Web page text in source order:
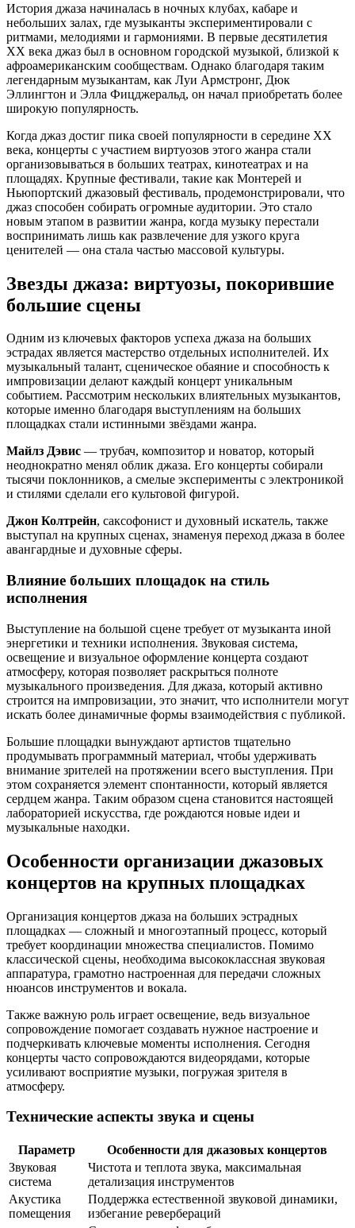
История джаза начиналась в ночных клубах, кабаре и
небольших залах, где музыканты экспериментировали с
ритмами, мелодиями и гармониями. В первые десятилетия
XX века джаз был в основном городской музыкой, близкой к
афроамериканским сообществам. Однако благодаря таким
легендарным музыкантам, как Луи Армстронг, Дюк
Эллингтон и Элла Фицджеральд, он начал приобретать более
широкую популярность.
Когда джаз достиг пика своей популярности в середине XX
века, концерты с участием виртуозов этого жанра стали
организовываться в больших театрах, кинотеатрах и на
площадях. Крупные фестивали, такие как Монтерей и
Ньюпортский джазовый фестиваль, продемонстрировали, что
джаз способен собирать огромные аудитории. Это стало
новым этапом в развитии жанра, когда музыку перестали
воспринимать лишь как развлечение для узкого круга
ценителей — она стала частью массовой культуры.
Звезды джаза: виртуозы, покорившие
большие сцены
Одним из ключевых факторов успеха джаза на больших
эстрадах является мастерство отдельных исполнителей. Их
музыкальный талант, сценическое обаяние и способность к
импровизации делают каждый концерт уникальным
событием. Рассмотрим нескольких влиятельных музыкантов,
которые именно благодаря выступлениям на больших
площадках стали истинными звёздами жанра.
Майлз Дэвис — трубач, композитор и новатор, который
неоднократно менял облик джаза. Его концерты собирали
тысячи поклонников, а смелые эксперименты с электроникой
и стилями сделали его культовой фигурой.
Джон Колтрейн, саксофонист и духовный искатель, также
выступал на крупных сценах, знаменуя переход джаза в более
авангардные и духовные сферы.
Влияние больших площадок на стиль
исполнения
Выступление на большой сцене требует от музыканта иной
энергетики и техники исполнения. Звуковая система,
освещение и визуальное оформление концерта создают
атмосферу, которая позволяет раскрыться полноте
музыкального произведения. Для джаза, который активно
строится на импровизации, это значит, что исполнители могут
искать более динамичные формы взаимодействия с публикой.
Большие площадки вынуждают артистов тщательно
продумывать программный материал, чтобы удерживать
внимание зрителей на протяжении всего выступления. При
этом сохраняется элемент спонтанности, который является
сердцем жанра. Таким образом сцена становится настоящей
лабораторией искусства, где рождаются новые идеи и
музыкальные находки.
Особенности организации джазовых
концертов на крупных площадках
Организация концертов джаза на больших эстрадных
площадках — сложный и многоэтапный процесс, который
требует координации множества специалистов. Помимо
классической сцены, необходима высококлассная звуковая
аппаратура, грамотно настроенная для передачи сложных
нюансов инструментов и вокала.
Также важную роль играет освещение, ведь визуальное
сопровождение помогает создавать нужное настроение и
подчеркивать ключевые моменты исполнения. Сегодня
концерты часто сопровождаются видеорядами, которые
усиливают восприятие музыки, погружая зрителя в
атмосферу.
Технические аспекты звука и сцены
Параметр
Особенности для джазовых концертов
Звуковая
система
Чистота и теплотa звука, максимальная
детализация инструментов
Акустика
помещения
Поддержка естественной звуковой динамики,
избегание ревербераций